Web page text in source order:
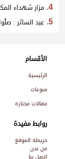
مزار شهداء
عبد الساتر :
الأقسام
الرئيسية
منوعات
مقالات مختارة
روابط مفيدة
خريطة الموقع
من نحن
اتصل بنا